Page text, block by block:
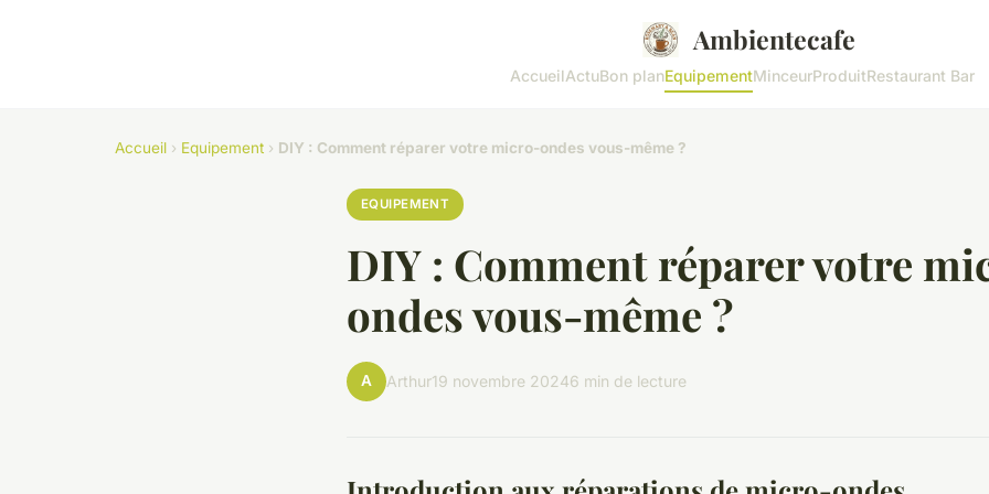
Ambientecafe
AccueilActuBon planEquipementMinceurProduitRestaurant Bar
Accueil › Equipement › DIY : Comment réparer votre micro-ondes vous-même ?
EQUIPEMENT
DIY : Comment réparer votre
ondes vous-même ?
A Arthur19 novembre 20246 min de lecture